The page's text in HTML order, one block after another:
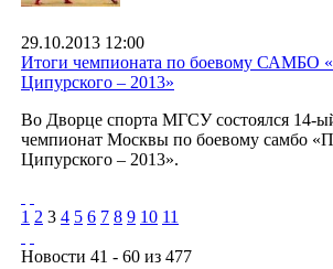
29.10.2013 12:00
Итоги чемпионата по боевому САМБО
Ципурского – 2013»
Во Дворце спорта МГСУ состоялся 14-
чемпионат Москвы по боевому самбо
Ципурского – 2013».
1 2 3 4 5 6 7 8 9 10 11
Новости 41 - 60 из 477